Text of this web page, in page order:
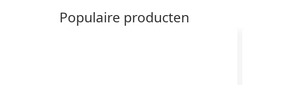
Populaire producten